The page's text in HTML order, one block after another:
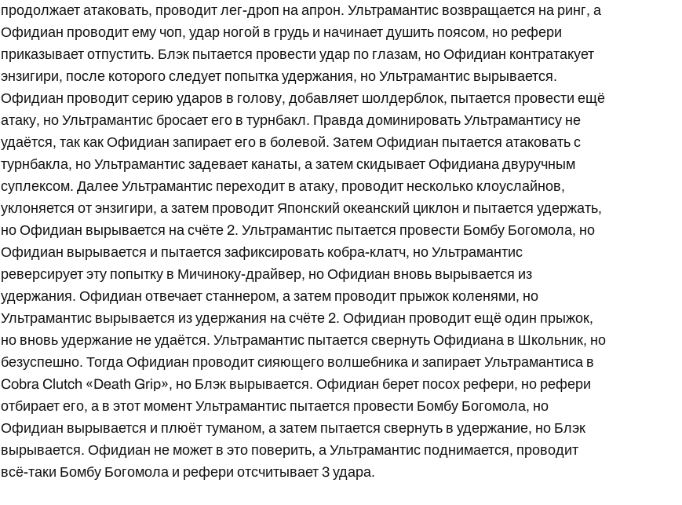
продолжает атаковать, проводит лег-дроп на апрон. Ультрамантис возвращается на ринг, а
Офидиан проводит ему чоп, удар ногой в грудь и начинает душить поясом, но рефери
приказывает отпустить. Блэк пытается провести удар по глазам, но Офидиан контратакует
энзигири, после которого следует попытка удержания, но Ультрамантис вырывается.
Офидиан проводит серию ударов в голову, добавляет шолдерблок, пытается провести ещё
атаку, но Ультрамантис бросает его в турнбакл. Правда доминировать Ультрамантису не
удаётся, так как Офидиан запирает его в болевой. Затем Офидиан пытается атаковать с
турнбакла, но Ультрамантис задевает канаты, а затем скидывает Офидиана двуручным
суплексом. Далее Ультрамантис переходит в атаку, проводит несколько клоуслайнов,
уклоняется от энзигири, а затем проводит Японский океанский циклон и пытается удержать,
но Офидиан вырывается на счёте 2. Ультрамантис пытается провести Бомбу Богомола, но
Офидиан вырывается и пытается зафиксировать кобра-клатч, но Ультрамантис
реверсирует эту попытку в Мичиноку-драйвер, но Офидиан вновь вырывается из
удержания. Офидиан отвечает станнером, а затем проводит прыжок коленями, но
Ультрамантис вырывается из удержания на счёте 2. Офидиан проводит ещё один прыжок,
но вновь удержание не удаётся. Ультрамантис пытается свернуть Офидиана в Школьник, но
безуспешно. Тогда Офидиан проводит сияющего волшебника и запирает Ультрамантиса в
Cobra Clutch «Death Grip», но Блэк вырывается. Офидиан берет посох рефери, но рефери
отбирает его, а в этот момент Ультрамантис пытается провести Бомбу Богомола, но
Офидиан вырывается и плюёт туманом, а затем пытается свернуть в удержание, но Блэк
вырывается. Офидиан не может в это поверить, а Ультрамантис поднимается, проводит
всё-таки Бомбу Богомола и рефери отсчитывает 3 удара.